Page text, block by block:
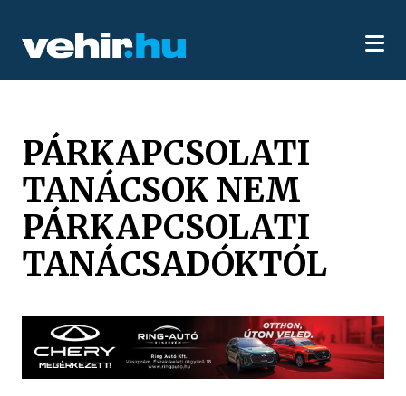
PÁRKAPCSOLATI
TANÁCSOK NEM
PÁRKAPCSOLATI
TANÁCSADÓKTÓL